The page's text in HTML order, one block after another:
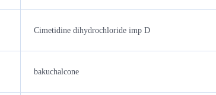
Cimetidine dihydrochloride imp D
bakuchalcone